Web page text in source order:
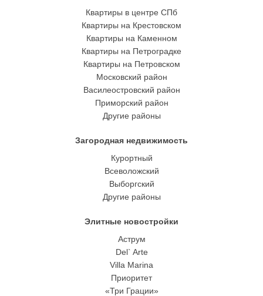
Квартиры в центре СПб
Квартиры на Крестовском
Квартиры на Каменном
Квартиры на Петроградке
Квартиры на Петровском
Московский район
Василеостровский район
Приморский район
Другие районы
Загородная недвижимость
Курортный
Всеволожский
Выборгский
Другие районы
Элитные новостройки
Аструм
Del` Arte
Villa Marina
Приоритет
«Три Грации»